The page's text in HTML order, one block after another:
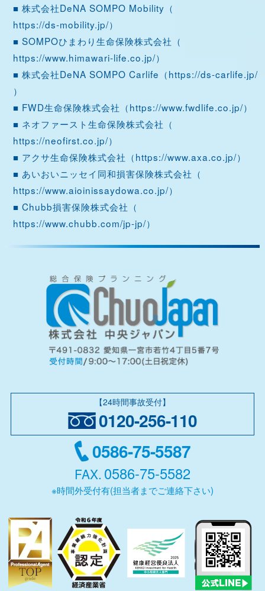
■ 株式会社DeNA SOMPO Mobility（
https://ds-mobility.jp/）
■ SOMPOひまわり生命保険株式会社（
https://www.himawari-life.co.jp/）
■ 株式会社DeNA SOMPO Carlife（https://ds-carlife.jp/
）
■ FWD生命保険株式会社（https://www.fwdlife.co.jp/）
■ ネオファースト生命保険株式会社（
https://neofirst.co.jp/）
■ アクサ生命保険株式会社（https://www.axa.co.jp/）
■ あいおいニッセイ同和損害保険株式会社（
https://www.aioinissaydowa.co.jp/）
■ Chubb損害保険株式会社（
https://www.chubb.com/jp-jp/）
【24時間事故受付】
0120-256-110
0586-75-5587
FAX. 0586-75-5582
※時間外受付有(担当者までご連絡下さい)